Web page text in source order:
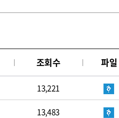
조회수 파일
13,221
13,483